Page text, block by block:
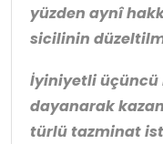
yüzden aynî
sicilinin
İyiniyetli üçüncü
dayanarak
türlü tazminat